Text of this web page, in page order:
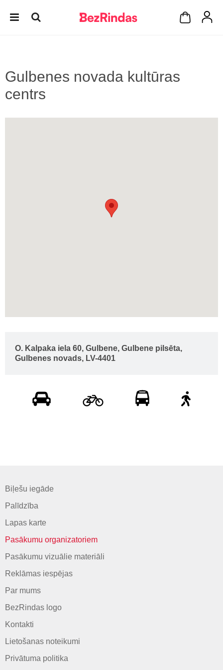
Gulbenes novada kultūras
centrs
O. Kalpaka iela 60, Gulbene, Gulbene pilsēta,
Gulbenes novads, LV-4401
Biļešu iegāde
Palīdzība
Lapas karte
Pasākumu organizatoriem
Pasākumu vizuālie materiāli
Reklāmas iespējas
Par mums
BezRindas logo
Kontakti
Lietošanas noteikumi
Privātuma politika